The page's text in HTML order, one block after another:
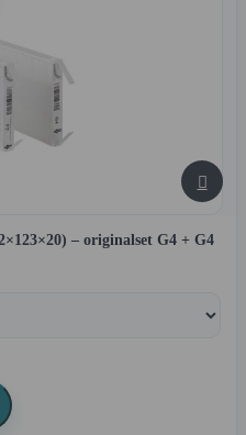

– originalset G4 + G4